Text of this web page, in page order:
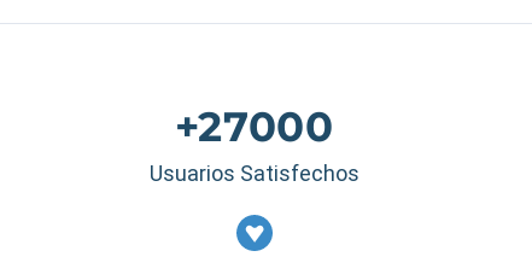
+27000
Usuarios Satisfechos